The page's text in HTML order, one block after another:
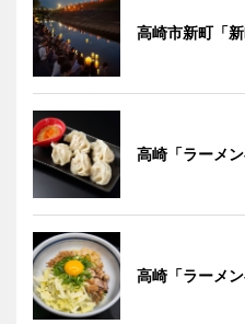
高崎市新町「
高崎「ラーメン
高崎「ラーメン